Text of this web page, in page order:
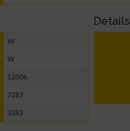
W
W
12006
3283
3283
Details